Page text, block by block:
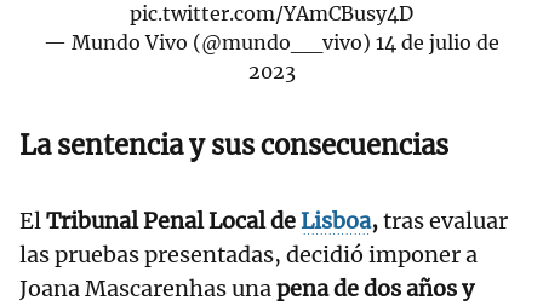
pic.twitter.com/YAmCBusy4D
— Mundo Vivo (@mundo__vivo) 14 de julio de
2023
La sentencia y sus consecuencias
ElTribunal Penal Local deLisboa,tras evaluar
las pruebas presentadas, decidió imponer a
Joana Mascarenhas unapena de dos años y